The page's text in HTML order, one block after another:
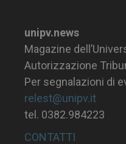
unipv.news
Magazine
Autorizzazione
Per segnalazioni di
relest@unipv.it
tel. 0382.984223
CONTATTI